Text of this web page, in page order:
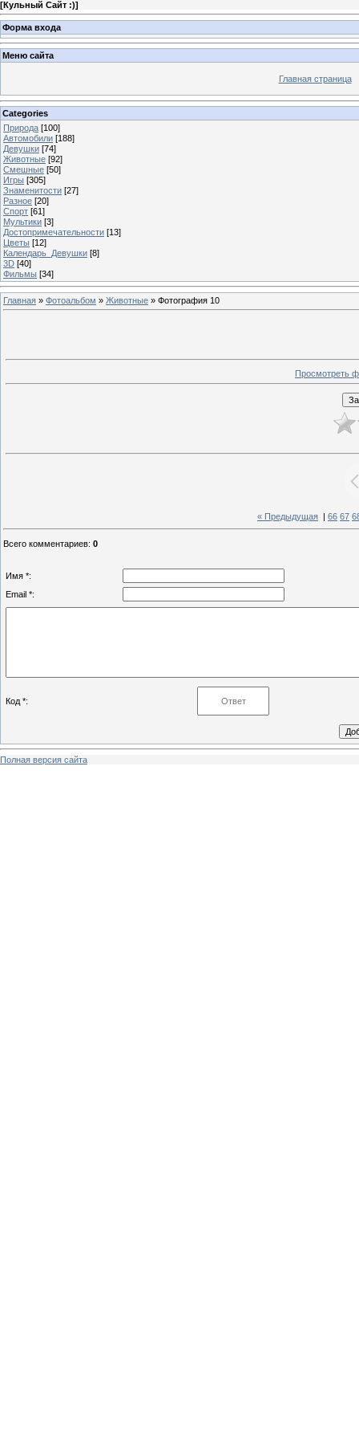
[Кульный Сайт :)]
Форма входа
Меню сайта
Главная страница
Categories
Природа [100]
Автомобили [188]
Девушки [74]
Животные [92]
Смешные [50]
Игры [305]
Знаменитости [27]
Разное [20]
Спорт [61]
Мультики [3]
Достопримечательности [13]
Цветы [12]
Календарь_Девушки [8]
3D [40]
Фильмы [34]
Главная » Фотоальбом » Животные » Фотография 10
Просмотреть
« Предыдущая 66 67
Всего комментариев: 0
Имя *:
Email *:
Код *:
Полная версия сайта